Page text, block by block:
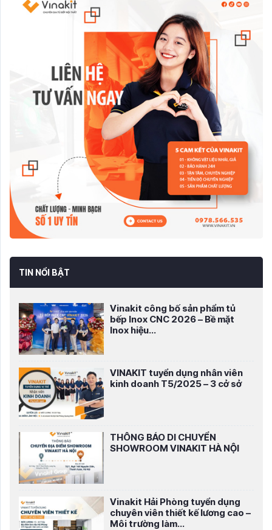
TIN NỔI BẬT
Vinakit công bố sản phẩm tủ
bếp Inox CNC 2026 – Bề mặt
Inox hiệu...
VINAKIT tuyển dụng nhân viên
kinh doanh T5/2025 – 3 cở sở
THÔNG BÁO DI CHUYỂN
SHOWROOM VINAKIT HÀ NỘI
Vinakit Hải Phòng tuyển dụng
chuyên viên thiết kế lương cao –
Môi trường làm...